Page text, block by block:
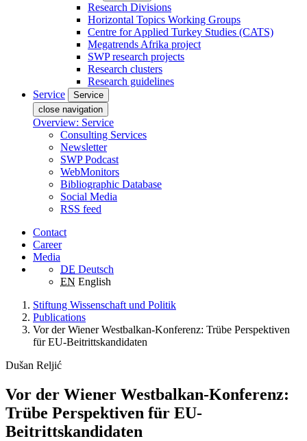
Research Divisions
Horizontal Topics Working Groups
Centre for Applied Turkey Studies (CATS)
Megatrends Afrika project
SWP research projects
Research clusters
Research guidelines
Service
Service
close navigation
Overview: Service
Consulting Services
Newsletter
SWP Podcast
WebMonitors
Bibliographic Database
Social Media
RSS feed
Contact
Career
Media
DE Deutsch
EN English
Stiftung Wissenschaft und Politik
Publications
Vor der Wiener Westbalkan-Konferenz: Trübe Perspektiven
für EU-Beitrittskandidaten
Dušan Reljić
Vor der Wiener Westbalkan-Konferenz:
Trübe Perspektiven für EU-
Beitrittskandidaten